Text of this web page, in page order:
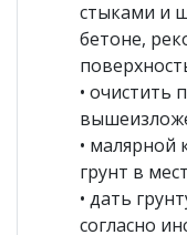
стыками и
бетоне,
• очистить
• малярной
грунт в
• дать
согласно